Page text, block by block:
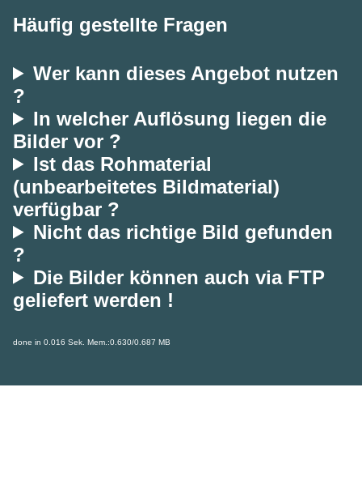
Häufig gestellte Fragen
Wer kann dieses Angebot nutzen
?
In welcher Auflösung liegen die
Bilder vor ?
Ist das Rohmaterial
(unbearbeitetes Bildmaterial)
verfügbar ?
Nicht das richtige Bild gefunden
?
Die Bilder können auch via FTP
geliefert werden !
done in 0.016 Sek. Mem.:0.630/0.687 MB